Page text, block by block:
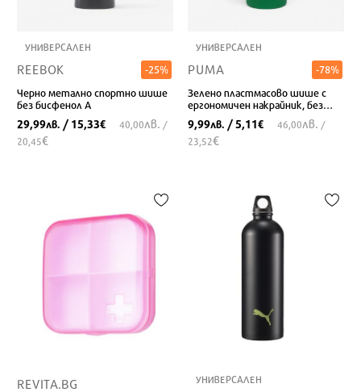
УНИВЕРСАЛЕН
REEBOK
-25%
Черно метално спортно шише
без бисфенол А
29,99лв. / 15,33€ 40,00лв. /
20,45€
УНИВЕРСАЛЕН
PUMA
-78%
Зелено пластмасово шише с
ергономичен накрайник, без
бисфенол
9,99лв. / 5,11€ 46,00лв. /
23,52€
REVITA.BG УНИВЕРСАЛЕН